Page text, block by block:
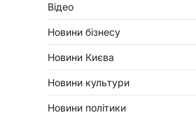
Відео
Новини бізнесу
Новини Києва
Новини культури
Новини політики